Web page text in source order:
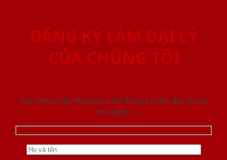
ĐĂNG KÝ LÀM ĐẠI LÝ
CỦA CHÚNG TÔI
Vui lòng nhập thông tin để đăng ký làm đại lý của
chúng tôi